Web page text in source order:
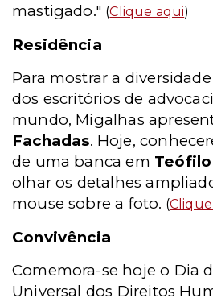
mastigado." (Clique aqui)
Residência
Para mostrar a
dos escritórios de
mundo, Migalhas
Fachadas. Hoje,
de uma banca em
olhar os detalhes
mouse sobre a foto. (
Convivência
Comemora-se hoje o Dia
Universal dos Direitos